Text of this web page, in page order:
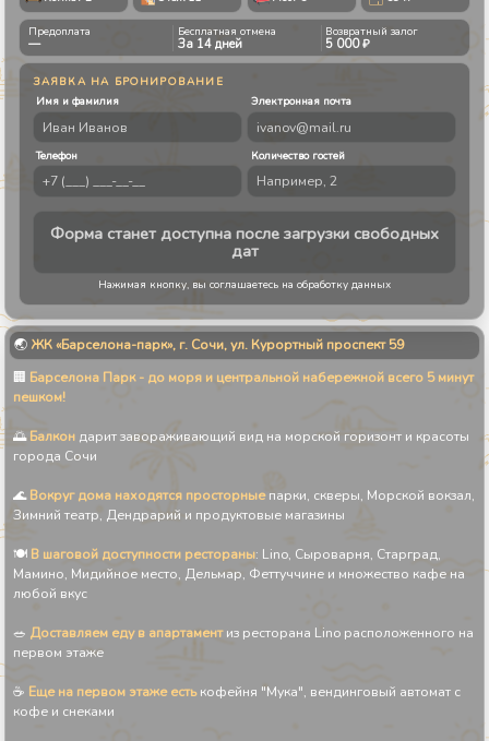
Предоплата
—
Бесплатная отмена
За 14 дней
Возвратный залог
5 000 ₽
ЗАЯВКА НА БРОНИРОВАНИЕ
Имя и фамилия
Электронная почта
Телефон Количество гостей
Форма станет доступна после загрузки свободных дат
Форма станет доступна после загрузки свободных
дат
Нажимая кнопку, вы соглашаетесь на обработку данных
🌏 ЖК «Барселона-парк», г. Сочи, ул. Курортный проспект 59
🏢 Барселона Парк - до моря и центральной набережной всего 5 минут
пешком!
🌅Балкон дарит завораживающий вид на морской горизонт и красоты
города Сочи
🌊Вокруг дома находятся просторныепарки, скверы, Морской вокзал,
Зимний театр, Дендрарий и продуктовые магазины
🍽 В шаговой доступности рестораны: Lino, Сыроварня, Старград,
Мамино, Мидийное место, Дельмар, Феттуччине и множество кафе на
любой вкус
🥗 Доставляем еду в апартаментиз ресторана Lino расположенного на
первом этаже
☕ Еще на первом этаже естькофейня "Мука", вендинговый автомат с
кофе и снеками